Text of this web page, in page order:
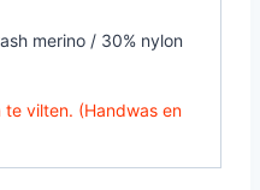
merino / 30% nylon
vilten. (Handwas en